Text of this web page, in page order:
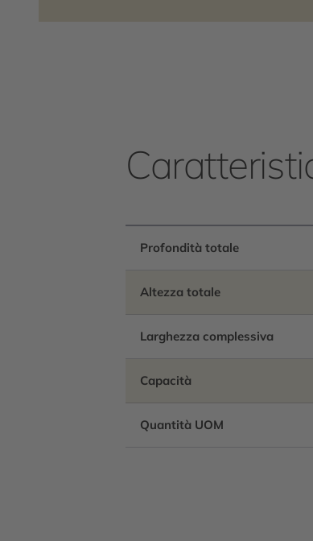
Profondità totale
Altezza totale
Larghezza complessiva
Capacità
Quantità UOM